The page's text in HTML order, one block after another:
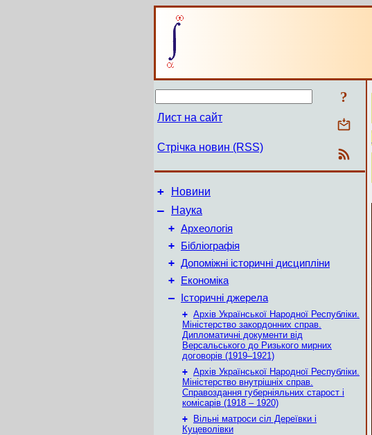
?
Лист на сайт
Стрічка новин (RSS)
+ Новини
–
Наука
+ Археологія
+ Бібліографія
+ Допоміжні історичні дисципліни
+ Економіка
– Історичні джерела
+ Архів Української Народної Республіки.
Міністерство закордонних справ.
Дипломатичні документи від
Версальського до Ризького мирних
договорів (1919–1921)
+ Архів Української Народної Республіки.
Міністерство внутрішніх справ.
Справоздання губерніяльних старост і
комісарів (1918 – 1920)
+
Вільні матроси сіл Дереївки і
Куцеволівки